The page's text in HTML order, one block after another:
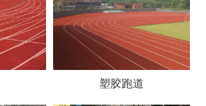
塑胶跑道